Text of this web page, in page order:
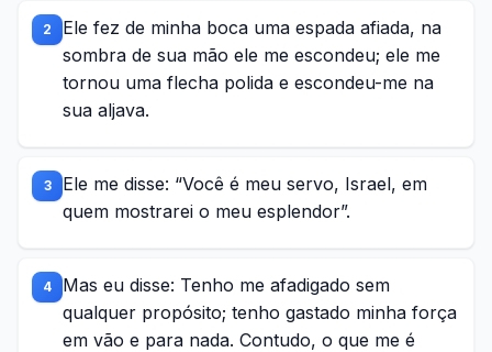
2
Ele fez de minha boca uma espada afiada, na
sombra de sua mão ele me escondeu; ele me
tornou uma flecha polida e escondeu-me na
sua aljava.
3
Ele me disse: “Você é meu servo, Israel, em
quem mostrarei o meu esplendor”.
4
Mas eu disse: Tenho me afadigado sem
qualquer propósito; tenho gastado minha força
em vão e para nada. Contudo, o que me é